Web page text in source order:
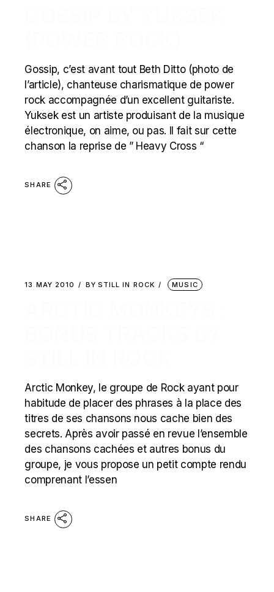
Gossip, c’est avant tout Beth Ditto (photo de
l’article), chanteuse charismatique de power
rock accompagnée d’un excellent guitariste.
Yuksek est un artiste produisant de la musique
électronique, on aime, ou pas. Il fait sur cette
chanson la reprise de ” Heavy Cross “
SHARE
13 MAY 2010 BY STILL IN ROCK MUSIC
Arctic Monkey, le groupe de Rock ayant pour
habitude de placer des phrases à la place des
titres de ses chansons nous cache bien des
secrets. Après avoir passé en revue l’ensemble
des chansons cachées et autres bonus du
groupe, je vous propose un petit compte rendu
comprenant l’essen
SHARE